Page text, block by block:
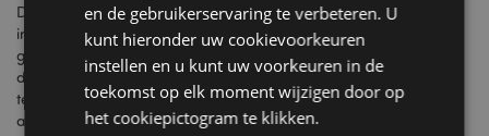
De Puckator.nl prijsgarantie teruggave is van toepassing op
internet shops en winkels die exact dezelfde product en of
goederen op voorraad hebben of direct beschikbaar hebben,
de goederen of de dienst is correct geprijsd, prijsgarantie
teruggave verzoek wordt ingediend binnen 24 uur na online
aankoop op onze website www.puckator.nl.
en de gebruikerservaring te verbeteren. U
kunt hieronder uw cookievoorkeuren
instellen en u kunt uw voorkeuren in de
toekomst op elk moment wijzigen door op
het cookiepictogram te klikken.